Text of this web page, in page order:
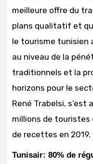
meilleure offre du
plans qualitatif et
le tourisme tunisien
au niveau de la
traditionnels et la
horizons pour le
René Trabelsi, s’est
millions de touristes
de recettes en 2019.
Tunisair: 80% de